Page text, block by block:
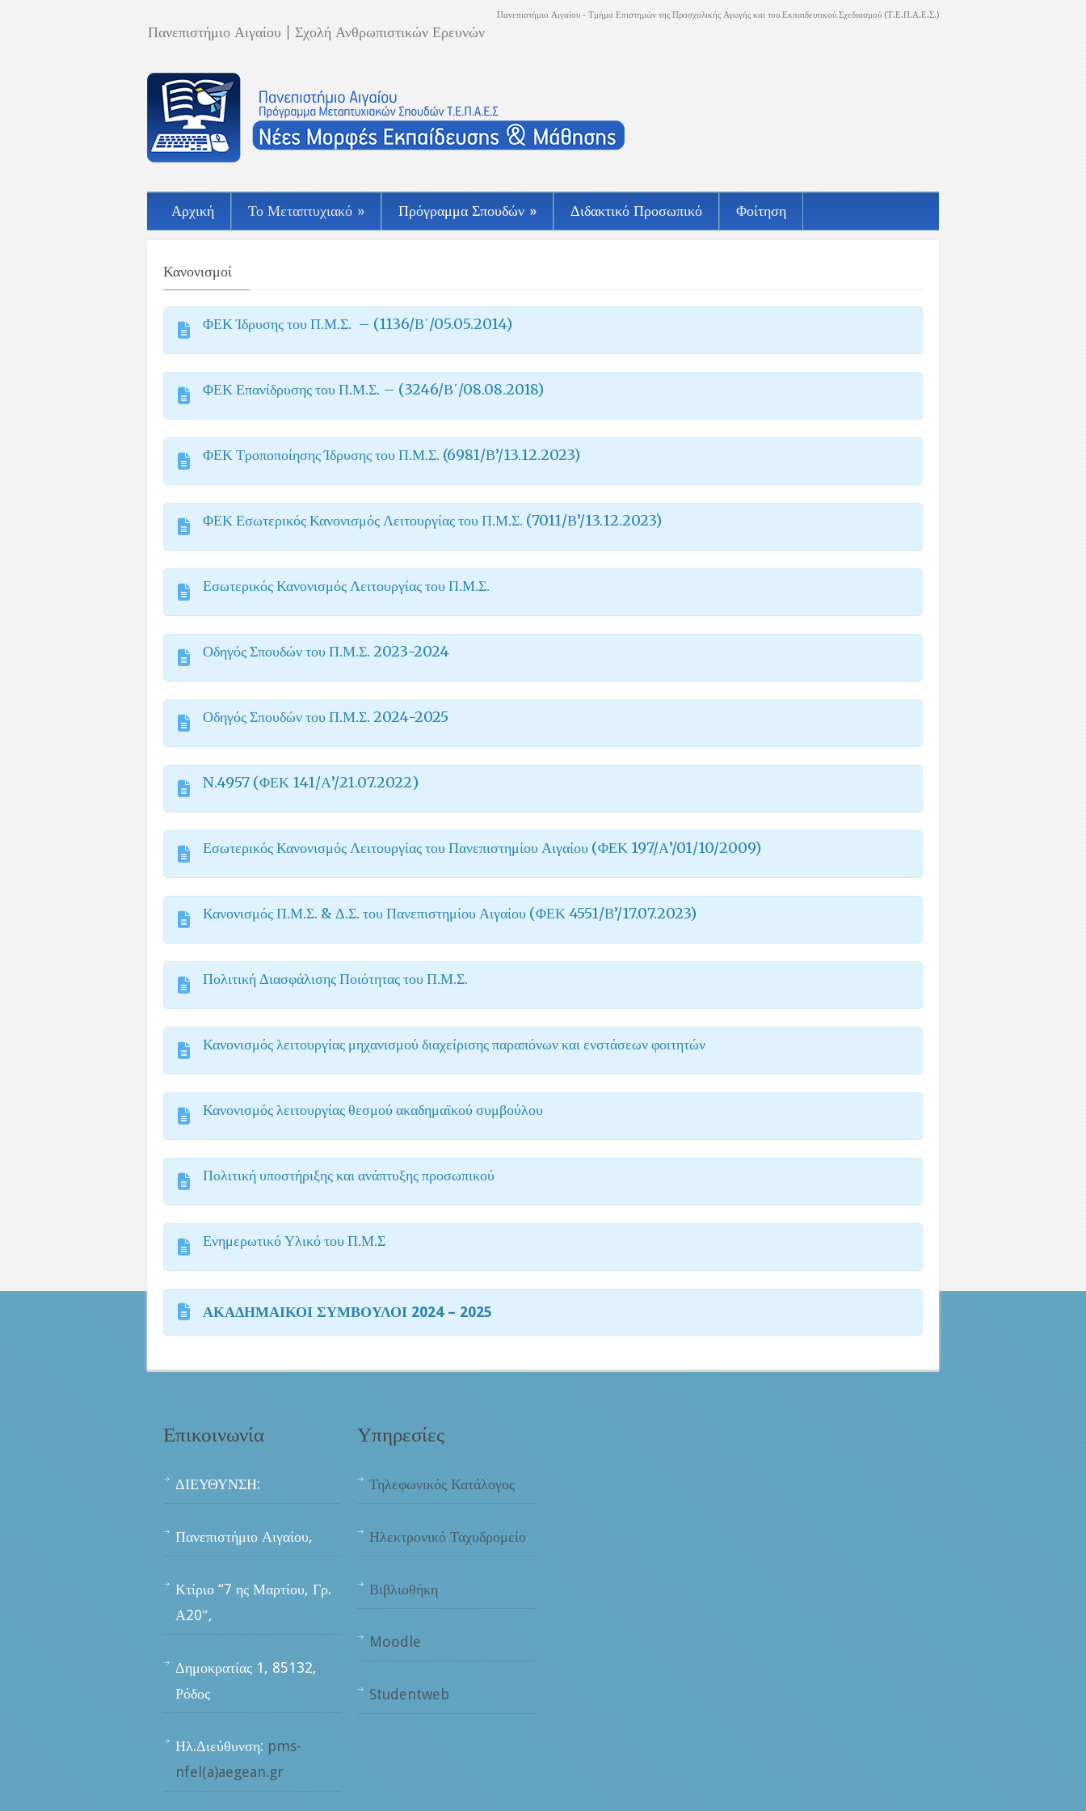
Πανεπιστήμιο Αιγαίου - Τμήμα Επιστημών της Προσχολικής Αγωγής και του Εκπαιδευτικού Σχεδιασμού (Τ.Ε.Π.Α.Ε.Σ.)
Πανεπιστήμιο Αιγαίου Σχολή Ανθρωπιστικών Ερευνών
Αρχική Το Μεταπτυχιακό » Πρόγραμμα Σπουδών » Διδακτικό Προσωπικό Φοίτηση
Κανονισμοί
ΦΕΚ Ίδρυσης του Π.Μ.Σ. – (1136/Β΄/05.05.2014)
ΦΕΚ Επανίδρυσης του Π.Μ.Σ. – (3246/Β΄/08.08.2018)
ΦΕΚ Τροποποίησης Ίδρυσης του Π.Μ.Σ. (6981/Β’/13.12.2023)
ΦΕΚ Εσωτερικός Κανονισμός Λειτουργίας του Π.Μ.Σ. (7011/Β’/13.12.2023)
Εσωτερικός Κανονισμός Λειτουργίας του Π.Μ.Σ.
Οδηγός Σπουδών του Π.Μ.Σ. 2023-2024
Οδηγός Σπουδών του Π.Μ.Σ. 2024-2025
N.4957 (ΦΕΚ 141/Α’/21.07.2022)
Εσωτερικός Κανονισμός Λειτουργίας του Πανεπιστημίου Αιγαίου (ΦΕΚ 197/Α’/01/10/2009)
Κανονισμός Π.Μ.Σ. & Δ.Σ. του Πανεπιστημίου Αιγαίου (ΦΕΚ 4551/Β’/17.07.2023)
Πολιτική Διασφάλισης Ποιότητας του Π.Μ.Σ.
Κανονισμός λειτουργίας μηχανισμού διαχείρισης παραπόνων και ενστάσεων φοιτητών
Κανονισμός λειτουργίας θεσμού ακαδημαϊκού συμβούλου
Πολιτική υποστήριξης και ανάπτυξης προσωπικού
Ενημερωτικό Υλικό του Π.Μ.Σ
ΑΚΑΔΗΜΑΙΚΟΙ ΣΥΜΒΟΥΛΟΙ 2024 – 2025
Επικοινωνία
ΔΙΕΥΘΥΝΣΗ:
Πανεπιστήμιο Αιγαίου,
Κτίριο “7 ης Μαρτίου, Γρ.
Α20″,
Δημοκρατίας 1, 85132,
Ρόδος
Ηλ.Διεύθυνση: pms-
nfel(a)aegean.gr
Υπηρεσίες
Τηλεφωνικός Κατάλογος
Ηλεκτρονικό Ταχυδρομείο
Βιβλιοθήκη
Moodle
Studentweb